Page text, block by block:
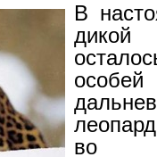
В
особей